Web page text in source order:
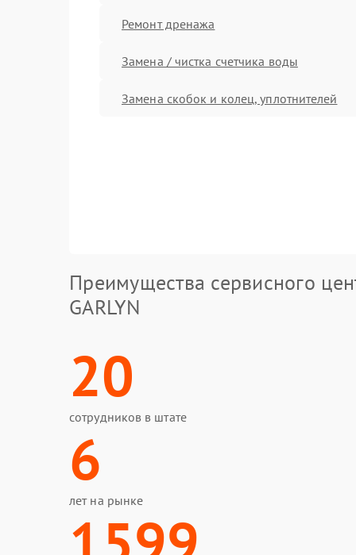
Ремонт дренажа
Замена / чистка счетчика воды
Замена скобок и колец, уплотнителей
Преимущества сервисного
GARLYN
20
сотрудников в штате
6
лет на рынке